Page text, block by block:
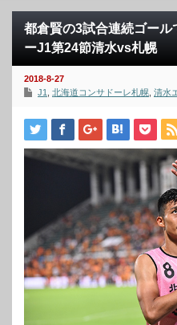
都倉賢の3試合連続ゴー
ーJ1第24節清水vs札幌
2018-8-27
J1
北海道コンサドーレ札幌 清水